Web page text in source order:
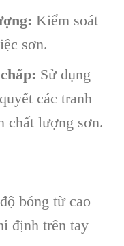
Kiểm soát
sơn.
Sử dụng
các tranh
chất lượng sơn.
bóng từ cao
định trên tay